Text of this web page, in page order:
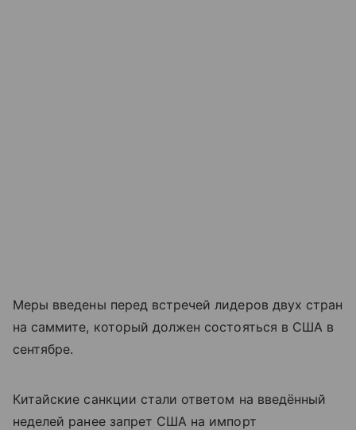
Меры введены перед встречей лидеров двух стран
на саммите, который должен состояться в США в
сентябре.
Китайские санкции стали ответом на введённый
неделей ранее запрет США на импорт